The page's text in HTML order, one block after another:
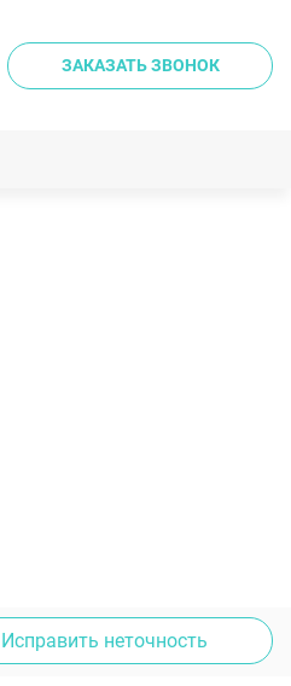
ЗАКАЗАТЬ ЗВОНОК
Исправить неточность